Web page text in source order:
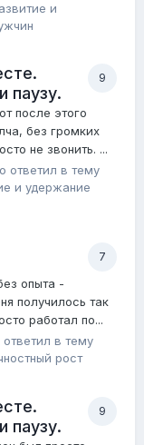
и
9
паузу.
после этого
без громких
не звонить. ...
ответил в тему
и удержание
7
опыта -
получилось так
работал по...
ответил в тему
рост
9
паузу.